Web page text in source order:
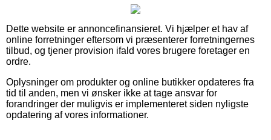
Dette website er annoncefinansieret. Vi hjælper et hav af
online forretninger eftersom vi præsenterer forretningernes
tilbud, og tjener provision ifald vores brugere foretager en
ordre.
Oplysninger om produkter og online butikker opdateres fra
tid til anden, men vi ønsker ikke at tage ansvar for
forandringer der muligvis er implementeret siden nyligste
opdatering af vores informationer.